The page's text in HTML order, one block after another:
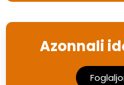
Azonnali